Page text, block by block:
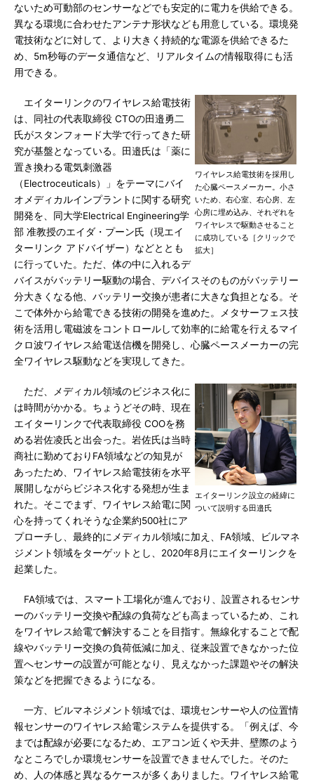
ないため可動部のセンサーなどでも安定的に電力を供給できる。
異なる環境に合わせたアンテナ形状なども用意している。環境発
電技術などに対して、より大きく持続的な電源を供給できるた
め、5m秒毎のデータ通信など、リアルタイムの情報取得にも活
用できる。
ワイヤレス給電技術を採用し
た心臓ペースメーカー。小さ
いため、右心室、右心房、左
心房に埋め込み、それぞれを
ワイヤレスで駆動させること
に成功している［クリックで
拡大］
エイターリンクのワイヤレス給電技術
は、同社の代表取締役 CTOの田邉勇二
氏がスタンフォード大学で行ってきた研
究が基盤となっている。田邉氏は「薬に
置き換わる電気刺激器
（Electroceuticals）」をテーマにバイ
オメディカルインプラントに関する研究
開発を、同大学Electrical Engineering学
部 准教授のエイダ・プーン氏（現エイ
ターリンク アドバイザー）などととも
に行っていた。ただ、体の中に入れるデ
バイスがバッテリー駆動の場合、デバイスそのものがバッテリー
分大きくなる他、バッテリー交換が患者に大きな負担となる。そ
こで体外から給電できる技術の開発を進めた。メタサーフェス技
術を活用し電磁波をコントロールして効率的に給電を行えるマイ
クロ波ワイヤレス給電送信機を開発し、心臓ペースメーカーの完
全ワイヤレス駆動などを実現してきた。
エイターリンク設立の経緯に
ついて説明する田邉氏
ただ、メディカル領域のビジネス化に
は時間がかかる。ちょうどその時、現在
エイターリンクで代表取締役 COOを務
める岩佐凌氏と出会った。岩佐氏は当時
商社に勤めておりFA領域などの知見が
あったため、ワイヤレス給電技術を水平
展開しながらビジネス化する発想が生ま
れた。そこでまず、ワイヤレス給電に関
心を持ってくれそうな企業約500社にア
プローチし、最終的にメディカル領域に加え、FA領域、ビルマネ
ジメント領域をターゲットとし、2020年8月にエイターリンクを
起業した。
FA領域では、スマート工場化が進んでおり、設置されるセンサ
ーのバッテリー交換や配線の負荷なども高まっているため、これ
をワイヤレス給電で解決することを目指す。無線化することで配
線やバッテリー交換の負荷低減に加え、従来設置できなかった位
置へセンサーの設置が可能となり、見えなかった課題やその解決
策などを把握できるようになる。
一方、ビルマネジメント領域では、環境センサーや人の位置情
報センサーのワイヤレス給電システムを提供する。「例えば、今
までは配線が必要になるため、エアコン近くや天井、壁際のよう
なところでしか環境センサーを設置できませんでした。そのた
め、人の体感と異なるケースが多くありました。ワイヤレス給電